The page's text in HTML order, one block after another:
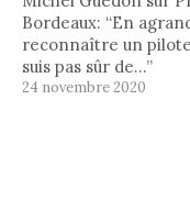
Bordeaux: “En
reconnaître un
suis pas sûr de…”
24 novembre 2020